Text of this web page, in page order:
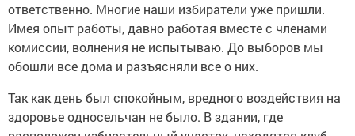
ответственно. Многие наши избиратели уже пришли.
Имея опыт работы, давно работая вместе с членами
комиссии, волнения не испытываю. До выборов мы
обошли все дома и разъясняли все о них.
Так как день был спокойным, вредного воздействия на
здоровье односельчан не было. В здании, где